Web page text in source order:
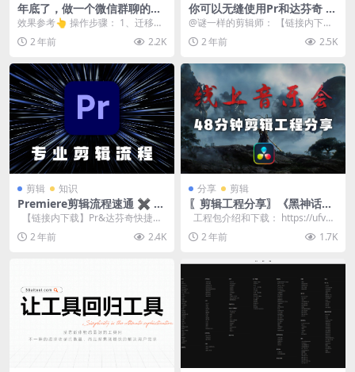
年底了，做一个微信群聊的年
度报告（附源码）
效果参考👆 操作步骤： 1、迁移整
理聊天记录 2、导出聊天记录到本
地 3、使用p...
2 年前 2.2K
你可以无缝使用Pr和达芬奇 |
剪辑功能对照表、双系统双软
件键位预设
@谜一样的剪辑师： 【链接内下
载】Pr&达芬奇快捷键预设、Pr速
通演示工...
2 年前 2.5K
剪辑 知识
Premiere剪辑流程速通 ✖ 重
点常用功能介绍
【链接内下载】Pr&达芬奇快捷键
预设、Pr速通演示工程 h...
2 年前 2.4K
分享 剪辑
〖剪辑工程分享〗《黑神话：
悟空》48分钟线上音乐会
工程包介绍和下载： https://ufvgjt
80et.feis...
2 年前 1.7K